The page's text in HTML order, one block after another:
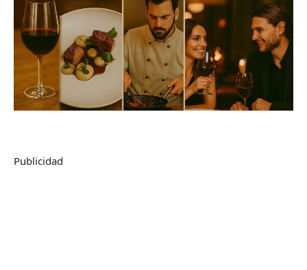
Publicidad